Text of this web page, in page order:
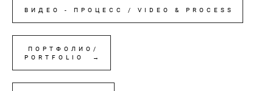
ВИДЕО - ПРОЦЕСС / VIDEO & PROCESS
ПОРТФОЛИО/
PORTFOLIO →